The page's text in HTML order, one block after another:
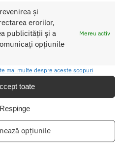
și
erorilor,
publicității și a
opțiunile
Mereu activ
mai multe despre aceste scopuri
toate
Respinge
opțiunile
PLUG,Butt plug clasic